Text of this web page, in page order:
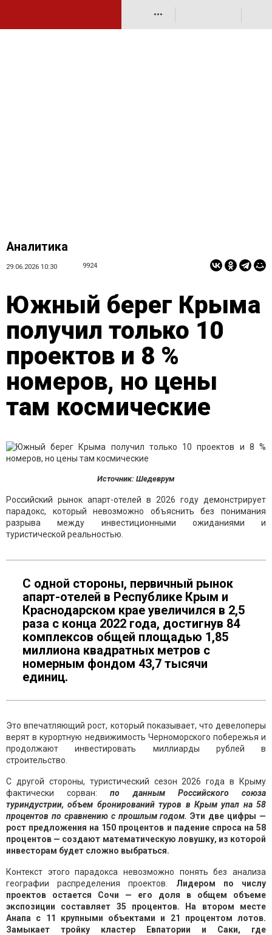
•••
Аналитика
29.06.2026 10:30 9924
Южный берег Крыма
получил только 10
проектов и 8 %
номеров, но цены
там космические
Источник: Шедеврум
Российский рынок апарт-отелей в 2026 году демонстрирует
парадокс, который невозможно объяснить без понимания
разрыва между инвестиционными ожиданиями и
туристической реальностью.
С одной стороны, первичный рынок
апарт-отелей в Республике Крым и
Краснодарском крае увеличился в 2,5
раза с конца 2022 года, достигнув 84
комплексов общей площадью 1,85
миллиона квадратных метров с
номерным фондом 43,7 тысячи
единиц.
Это впечатляющий рост, который показывает, что девелоперы
верят в курортную недвижимость Черноморского побережья и
продолжают инвестировать миллиарды рублей в
строительство.
С другой стороны, туристический сезон 2026 года в Крыму
фактически сорван:по данным Российского союза
туриндустрии, объем бронирований туров в Крым упал на 58
процентов по сравнению с прошлым годом.Эти две цифры —
рост предложения на 150 процентов и падение спроса на 58
процентов — создают математическую ловушку, из которой
инвесторам будет сложно выбраться.
Контекст этого парадокса невозможно понять без анализа
географии распределения проектов. Лидером по числу
проектов остается Сочи — его доля в общем объеме
экспозиции составляет 35 процентов. На втором месте
Анапа с 11 крупными объектами и 21 процентом лотов.
Замыкает тройку кластер Евпатории и Саки, где